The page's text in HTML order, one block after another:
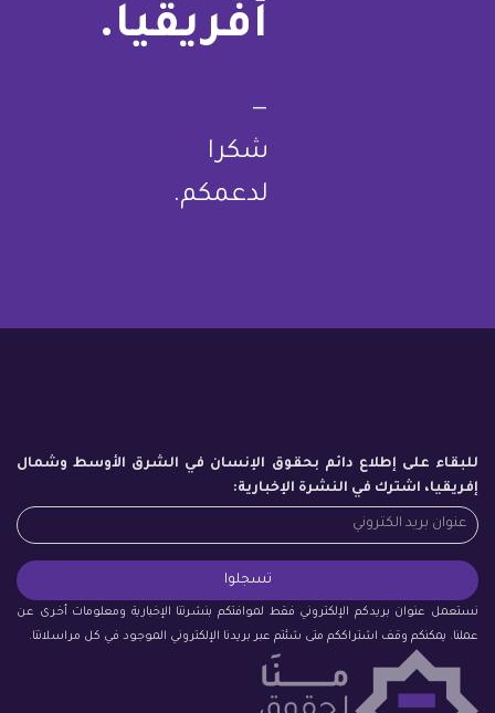
أفريقيا.
—
شكرا
لدعمكم.
للبقاء على إطلاع دائم بحقوق الإنسان في الشرق الأوسط وشمال
إفريقيا، اشترك في النشرة الإخبارية:
نستعمل عنوان بريدكم الإلكتروني فقط لموافتكم بنشرتنا الإخبارية ومعلومات أخرى عن
عملنا. يمكنكم وقف اشتراككم متى شئتم عبر بريدنا الإلكتروني الموجود في كل مراسلاتنا.